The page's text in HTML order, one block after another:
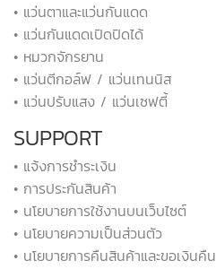
• แว่นตาและแว่นกันแดด
• แว่นกันแดดเปิดปิดได้
• หมวกจักรยาน
• แว่นตีกอล์ฟ / แว่นเทนนิส
• แว่นปรับแสง / แว่นเซฟตี้
SUPPORT
• แจ้งการชำระเงิน
• การประกันสินค้า
• นโยบายการใช้งานบนเว็บไซต์
• นโยบายความเป็นส่วนตัว
• นโยบายการคืนสินค้าและขอเงินคืน